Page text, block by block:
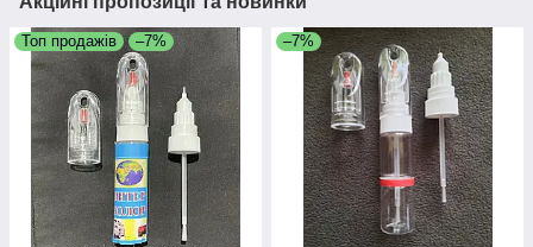
Топ продажів –7% –7%